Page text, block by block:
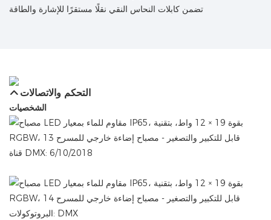
تضمن كابلات النحاس النقي نقلًا مستقرًا للإشارة والطاقة
التحكم والاتصالات
الشخصيات
قناة DMX: 6/10/2018
البروتوكولات: DMX